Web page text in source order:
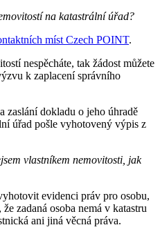
na katastrální úřad?
míst Czech POINT.
nespěcháte, tak žádost můžete
k zaplacení správního
zaslání dokladu o jeho úhradě
úřad pošle vyhotovený výpis z
vlastníkem nemovitosti, jak
evidenci práv pro osobu,
zadaná osoba nemá v katastru
ani jiná věcná práva.